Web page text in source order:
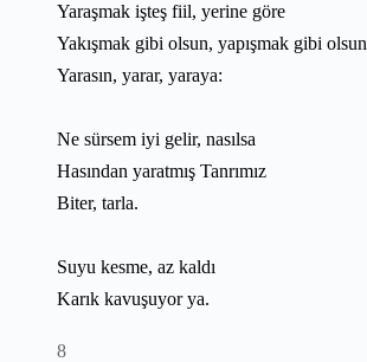
Yaraşmak işteş fiil, yerine göre
Yakışmak gibi olsun, yapışmak gibi olsun
Yarasın, yarar, yaraya:
Ne sürsem iyi gelir, nasılsa
Hasından yaratmış Tanrımız
Biter, tarla.
Suyu kesme, az kaldı
Karık kavuşuyor ya.
8